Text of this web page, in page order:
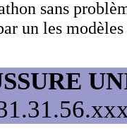
sans
un les